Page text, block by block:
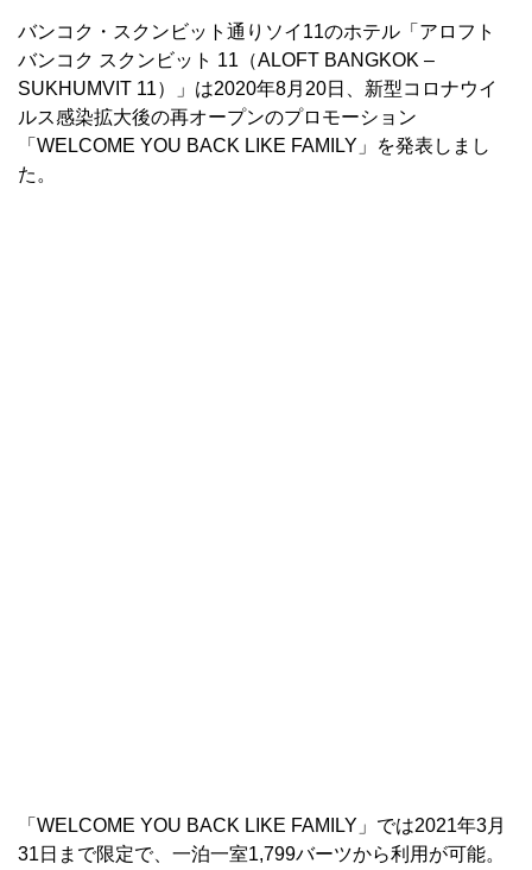
バンコク・スクンビット通りソイ11のホテル「アロフト
バンコク スクンビット 11（ALOFT BANGKOK –
SUKHUMVIT 11）」は2020年8月20日、新型コロナウイ
ルス感染拡大後の再オープンのプロモーション
「WELCOME YOU BACK LIKE FAMILY」を発表しまし
た。
「WELCOME YOU BACK LIKE FAMILY」では2021年3月
31日まで限定で、一泊一室1,799バーツから利用が可能。